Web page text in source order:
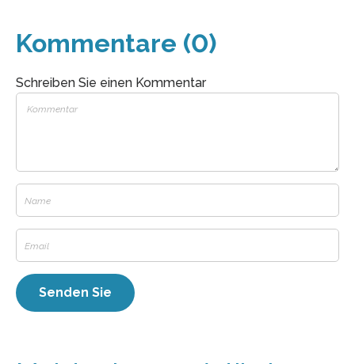
Kommentare (0)
Schreiben Sie einen Kommentar